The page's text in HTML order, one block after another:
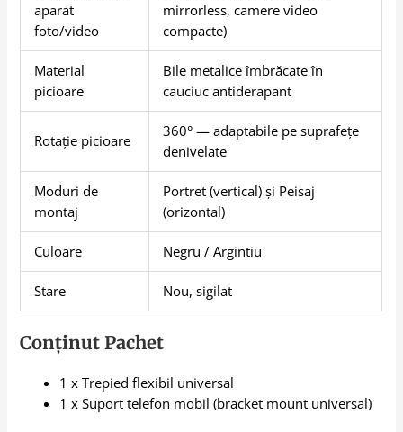
aparat
foto/video
mirrorless, camere video
compacte)
Material
picioare
Bile metalice îmbrăcate în
cauciuc antiderapant
Rotație picioare
360° — adaptabile pe suprafețe
denivelate
Moduri de
montaj
Portret (vertical) și Peisaj
(orizontal)
Culoare Negru / Argintiu
Stare Nou, sigilat
Conținut Pachet
1 x Trepied flexibil universal
1 x Suport telefon mobil (bracket mount universal)